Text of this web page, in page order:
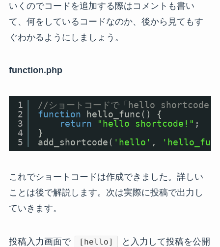
いくのでコードを追加する際はコメントも書い
て、何をしているコードなのか、後から見てもす
ぐわかるようにしましょう。
function.php
1
2
3
4
5
//ショートコードで「hello shortcode!
function
hello_func() {
return
"hello shortcode!" ;
}
add_shortcode( 'hello' ,
これでショートコードは作成できました。詳しい
ことは後で解説します。次は実際に投稿で出力し
ていきます。
投稿入力画面で [hello]
と入力して投稿を公開